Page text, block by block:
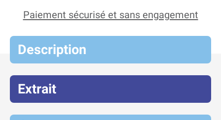
Paiement sécurisé et sans engagement
Description
Extrait